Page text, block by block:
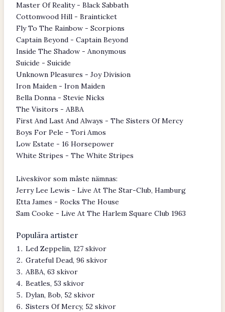
Master Of Reality - Black Sabbath
Cottonwood Hill - Brainticket
Fly To The Rainbow - Scorpions
Captain Beyond - Captain Beyond
Inside The Shadow - Anonymous
Suicide - Suicide
Unknown Pleasures - Joy Division
Iron Maiden - Iron Maiden
Bella Donna - Stevie Nicks
The Visitors - ABBA
First And Last And Always - The Sisters Of Mercy
Boys For Pele - Tori Amos
Low Estate - 16 Horsepower
White Stripes - The White Stripes
Liveskivor som måste nämnas:
Jerry Lee Lewis - Live At The Star-Club, Hamburg
Etta James - Rocks The House
Sam Cooke - Live At The Harlem Square Club 1963
Populära artister
Led Zeppelin, 127 skivor
Grateful Dead, 96 skivor
ABBA, 63 skivor
Beatles, 53 skivor
Dylan, Bob, 52 skivor
Sisters Of Mercy, 52 skivor